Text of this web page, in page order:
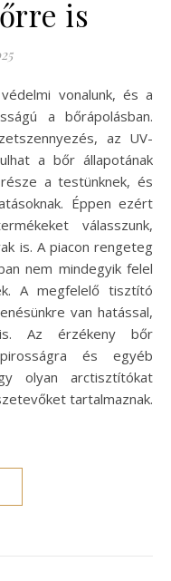
is
a bőrápolásban.
az UV-
a bőr állapotának
a testünknek, és
Éppen ezért
válasszunk,
is. A piacon rengeteg
nem mindegyik felel
A megfelelő tisztító
van hatással,
Az érzékeny bőr
és egyéb
olyan arctisztítókat
tartalmaznak.